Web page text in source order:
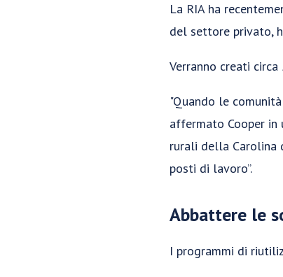
La RIA ha
del settore privato,
Verranno creati
"Quando le
affermato Cooper in
rurali della Carolina
posti di lavoro”.
Abbattere le
I programmi di